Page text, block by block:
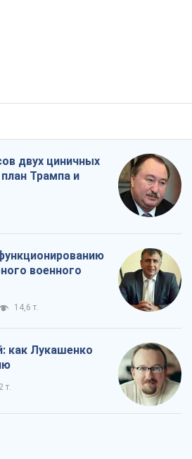
двух циничных
Трампа и
военного
14,6 т.
как Лукашенко
т.